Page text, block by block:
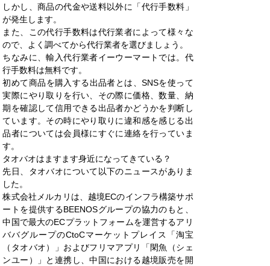
しかし、商品の代金や送料以外に「代行手数料」
が発生します。
また、この代行手数料は代行業者によって様々な
ので、よく調べてから代行業者を選びましょう。
ちなみに、輸入代行業者イーウーマートでは。代
行手数料は無料です。
初めて商品を購入する出品者とは、SNSを使って
実際にやり取りを行い、その際に価格、数量、納
期を確認して信用できる出品者かどうかを判断し
ています。その時にやり取りに違和感を感じる出
品者については会員様にすぐに連絡を行っていま
す。
タオバオはますます身近になってきている？
先日、タオバオについて以下のニュースがありま
した。
株式会社メルカリは、越境ECのインフラ構築サポ
ートを提供するBEENOSグループの協力のもと、
中国で最大のECプラットフォームを運営するアリ
ババグループのCtoCマーケットプレイス「淘宝
（タオバオ）」およびフリマアプリ「閑魚（シェ
ンユー）」と連携し、中国における越境販売を開